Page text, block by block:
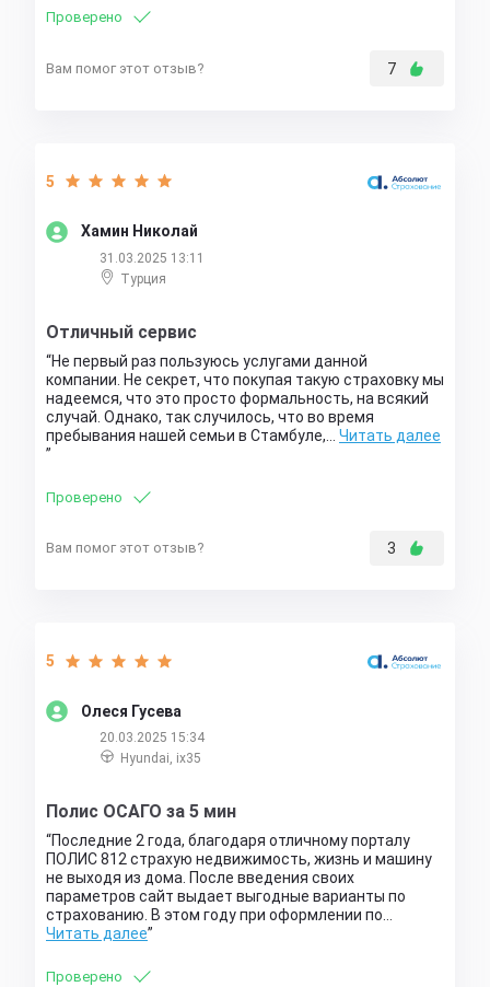
Проверено
Вам помог этот отзыв? 7
Хамин Николай
5
31.03.2025 13:11
Турция
Отличный сервис
Не первый раз пользуюсь услугами данной
компании. Не секрет, что покупая такую страховку мы
надеемся, что это просто формальность, на всякий
случай. Однако, так случилось, что во время
пребывания нашей семьи в Стамбуле,… Читать далее
Проверено
Вам помог этот отзыв? 3
Олеся Гусева
5
20.03.2025 15:34
Hyundai, ix35
Полис ОСАГО за 5 мин
Последние 2 года, благодаря отличному порталу
ПОЛИС 812 страхую недвижимость, жизнь и машину
не выходя из дома. После введения своих
параметров сайт выдает выгодные варианты по
страхованию. В этом году при оформлении по…
Читать далее
Проверено